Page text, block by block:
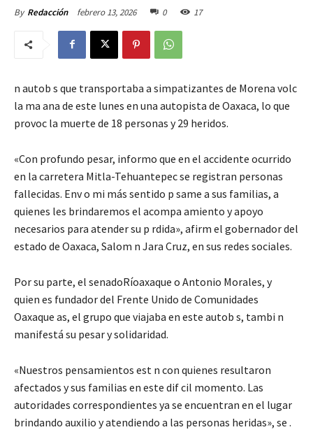
By Redacción febrero 13, 2026 0 17
n autob s que transportaba a simpatizantes de Morena volc
la ma ana de este lunes en una autopista de Oaxaca, lo que
provoc la muerte de 18 personas y 29 heridos.
«Con profundo pesar, informo que en el accidente ocurrido
en la carretera Mitla-Tehuantepec se registran personas
fallecidas. Env o mi más sentido p same a sus familias, a
quienes les brindaremos el acompa amiento y apoyo
necesarios para atender su p rdida», afirm el gobernador del
estado de Oaxaca, Salom n Jara Cruz, en sus redes sociales.
Por su parte, el senadoRíoaxaque o Antonio Morales, y
quien es fundador del Frente Unido de Comunidades
Oaxaque as, el grupo que viajaba en este autob s, tambi n
manifestá su pesar y solidaridad.
«Nuestros pensamientos est n con quienes resultaron
afectados y sus familias en este dif cil momento. Las
autoridades correspondientes ya se encuentran en el lugar
brindando auxilio y atendiendo a las personas heridas», se .